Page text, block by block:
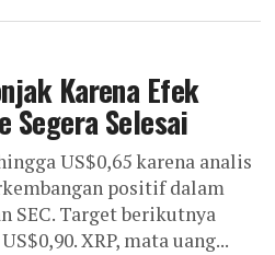
Karena Efek
Segera Selesai
US$0,65 karena analis
positif dalam
SEC. Target berikutnya
XRP, mata uang...